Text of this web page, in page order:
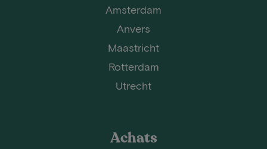
Amsterdam
Anvers
Maastricht
Rotterdam
Utrecht
Achats